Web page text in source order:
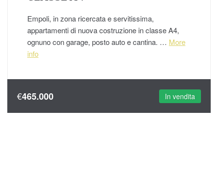
Empoli, in zona ricercata e servitissima,
appartamenti di nuova costruzione in classe A4,
ognuno con garage, posto auto e cantina. … More
info
€465.000 In vendita